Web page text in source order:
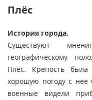
Плёс
История города.
Существуют
географическому
Плёс. Крепость
хорошую погоду с
военные видели